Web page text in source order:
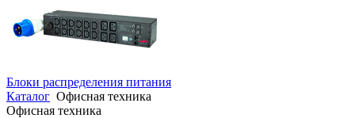
Блоки распределения питания
Каталог Офисная техника
Офисная техника